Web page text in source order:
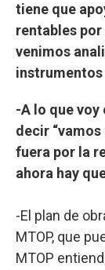
tiene que
rentables
venimos
instrumentos
-A lo que voy
decir
fuera por la
ahora hay
-El plan de
MTOP, que
MTOP